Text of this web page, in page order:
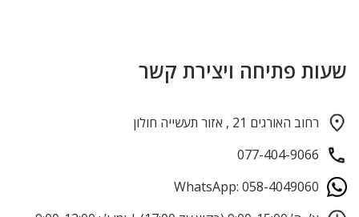
שעות פתיחה ויצירת קשר
רחוב האורגים 21 , אזור תעשייה חולון
077-404-9066
WhatsApp: 058-4049060